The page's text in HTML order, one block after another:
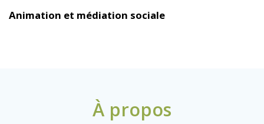
Animation et médiation sociale
À propos